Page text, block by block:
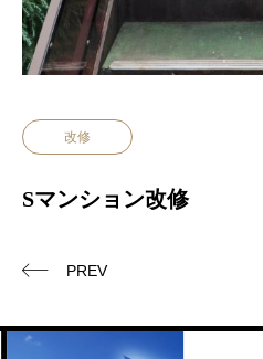
改修
Sマンション改修
PREV